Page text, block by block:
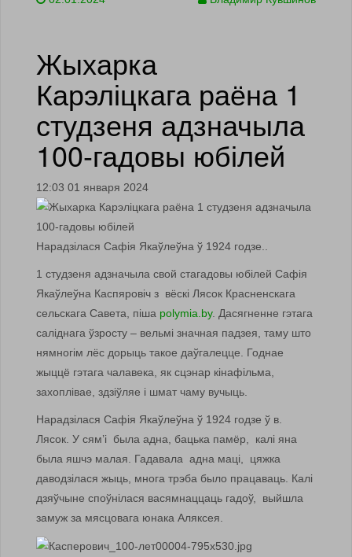
Жыхарка
Карэліцкага раёна 1
студзеня адзначыла
100-гадовы юбілей
12:03 01 января 2024
Нарадзілася Сафія Якаўлеўна ў 1924 годзе..
1 студзеня адзначыла свой стагадовы юбілей Сафія
Якаўлеўна Каспяровіч з вёскі Лясок Красненскага
сельскага Савета, піша polymia.by. Дасягненне гэтага
саліднага ўзросту – вельмі значная падзея, таму што
нямногім лёс дорыць такое даўгалецце. Годнае
жыццё гэтага чалавека, як сцэнар кінафільма,
захоплівае, здзіўляе і шмат чаму вучыць.
Нарадзілася Сафія Якаўлеўна ў 1924 годзе ў в.
Лясок. У сям’і была адна, бацька памёр, калі яна
была яшчэ малая. Гадавала адна маці, цяжка
даводзілася жыць, многа трэба было працаваць. Калі
дзяўчыне споўнілася васямнаццаць гадоў, выйшла
замуж за мясцовага юнака Аляксея.